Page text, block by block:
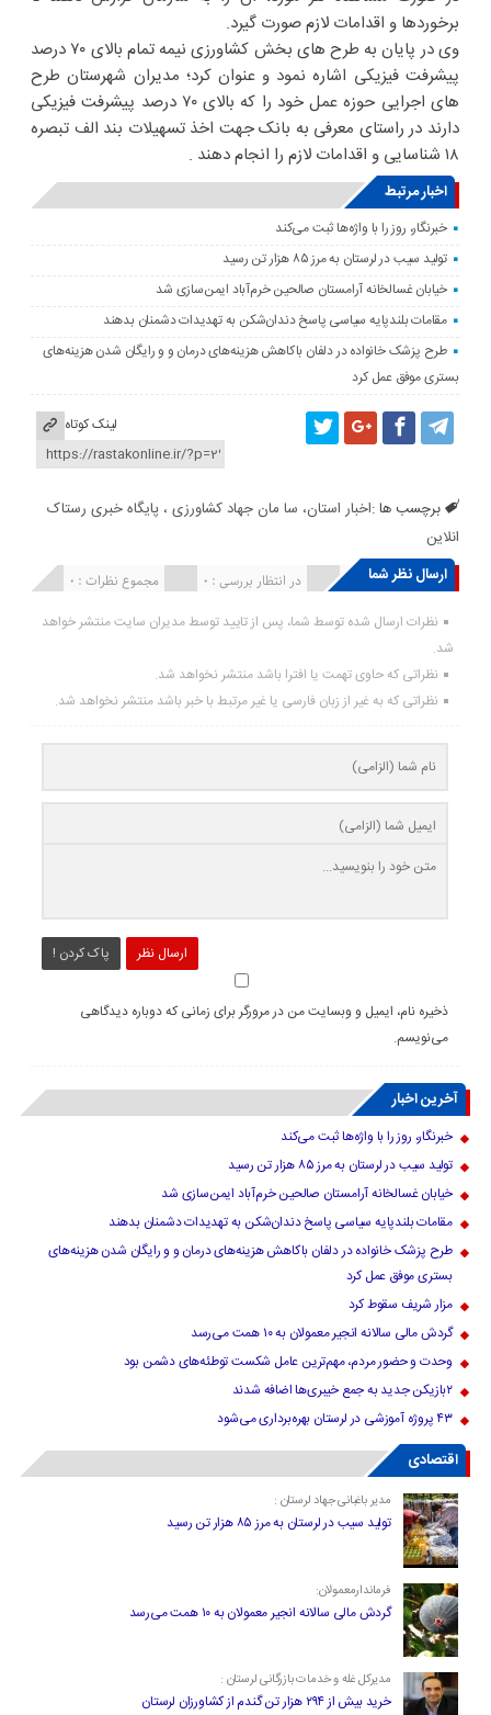
برخوردها و اقدامات لازم صورت گیرد.
وی در پایان به طرح های بخش کشاورزی نیمه تمام بالای ۷۰ درصد
پیشرفت فیزیکی اشاره نمود و عنوان کرد؛ مدیران شهرستان طرح
های اجرایی حوزه عمل خود را که بالای ۷۰ درصد پیشرفت فیزیکی
دارند در راستای معرفی به بانک جهت اخذ تسهیلات بند الف تبصره
۱۸ شناسایی و اقدامات لازم را انجام دهند .
اخبار مرتبط
خبرنگار، روز را با واژه‌ها ثبت می‌کند
تولید سیب در لرستان به مرز ۸۵ هزار تن رسید
خیابان غسالخانه آرامستان صالحین خرم‌آباد ایمن‌سازی شد
مقامات بلندپایه سیاسی پاسخ دندان‌شکن به تهدیدات دشمنان بدهند
طرح پزشک خانواده در دلفان باکاهش هزینه‌های درمان و و رایگان شدن هزینه‌های
بستری موفق عمل کرد
لینک کوتاه
برچسب ها :اخبار استان، سا مان جهاد کشاورزی ، پایگاه خبری رستاک
انلاین
ارسال نظر شما
مجموع نظرات : 0 در انتظار بررسی : 0 انتشار یافته : ۰
نظرات ارسال شده توسط شما، پس از تایید توسط مدیران سایت منتشر خواهد
شد.
نظراتی که حاوی تهمت یا افترا باشد منتشر نخواهد شد.
نظراتی که به غیر از زبان فارسی یا غیر مرتبط با خبر باشد منتشر نخواهد شد.
ارسال نظر پاک کردن !
ذخیره نام، ایمیل و وبسایت من در مرورگر برای زمانی که دوباره دیدگاهی
می‌نویسم.
آخرین اخبار
خبرنگار، روز را با واژه‌ها ثبت می‌کند
تولید سیب در لرستان به مرز ۸۵ هزار تن رسید
خیابان غسالخانه آرامستان صالحین خرم‌آباد ایمن‌سازی شد
مقامات بلندپایه سیاسی پاسخ دندان‌شکن به تهدیدات دشمنان بدهند
طرح پزشک خانواده در دلفان باکاهش هزینه‌های درمان و و رایگان شدن هزینه‌های
بستری موفق عمل کرد
مزار شریف سقوط کرد
گردش مالی سالانه انجیر معمولان به ۱۰ همت می‌رسد
وحدت و حضور مردم، مهم‌ترین عامل شکست توطئه‌های دشمن بود
۲بازیکن جدید به جمع خیبری‌ها اضافه شدند
۴۳ پروژه آموزشی در لرستان بهره‌برداری می‌شود
اقتصادی
مدیر باغبانی جهاد لرستان :
تولید سیب در لرستان به مرز ۸۵ هزار تن رسید
فرماندارمعمولان:
گردش مالی سالانه انجیر معمولان به ۱۰ همت می‌رسد
مدیرکل غله و خدمات بازرگانی لرستان :
خرید بیش از ۲۹۴ هزار تن گندم از کشاورزان لرستان